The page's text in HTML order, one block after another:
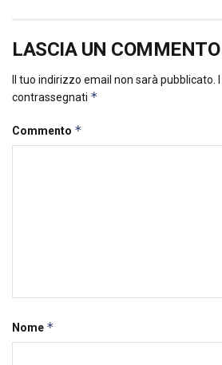
LASCIA UN COMMENTO
Il tuo indirizzo email non sarà pubblicato.
contrassegnati *
Commento *
Nome *